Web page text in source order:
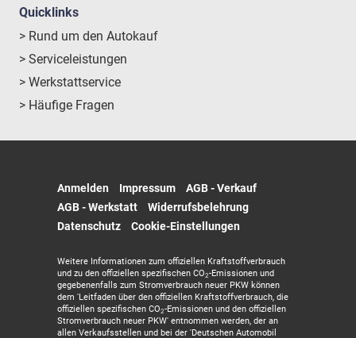
Quicklinks
> Rund um den Autokauf
> Serviceleistungen
> Werkstattservice
> Häufige Fragen
Anmelden Impressum
AGB - Verkauf
AGB - Werkstatt
Widerrufsbelehrung
Datenschutz
Cookie-Einstellungen
Weitere Informationen zum offiziellen Kraftstoffverbrauch
und zu den offiziellen spezifischen CO2-Emissionen und
gegebenenfalls zum Stromverbrauch neuer PKW können
dem 'Leitfaden über den offiziellen Kraftstoffverbrauch, die
offiziellen spezifischen CO2-Emissionen und den offiziellen
Stromverbrauch neuer PKW' entnommen werden, der an
allen Verkaufsstellen und bei der 'Deutschen Automobil